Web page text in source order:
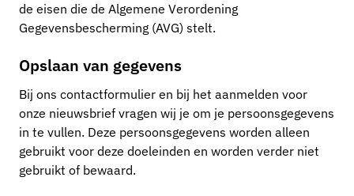
de eisen die de Algemene Verordening
Gegevensbescherming (AVG) stelt.
Opslaan van gegevens
Bij ons contactformulier en bij het aanmelden voor
onze nieuwsbrief vragen wij je om je persoonsgegevens
in te vullen. Deze persoonsgegevens worden alleen
gebruikt voor deze doeleinden en worden verder niet
gebruikt of bewaard.